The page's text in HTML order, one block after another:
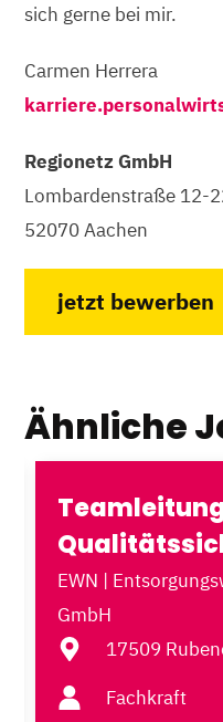
sich gerne bei mir.
Carmen Herrera
Regionetz GmbH
Lombardenstraße 12-
52070 Aachen
jetzt bewerben
Ähnliche
EWN |
GmbH
17509
Fachkraft